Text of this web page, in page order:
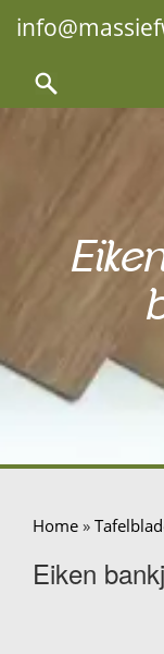
Home »
Eiken